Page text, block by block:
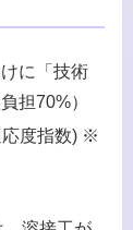
に「技術
担70%）
応度指数) ※